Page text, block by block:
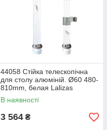
44058 Стійка телескопічна
для столу алюміній. Ø60 480-
810mm, белая Lalizas
В наявності
3 564 ₴